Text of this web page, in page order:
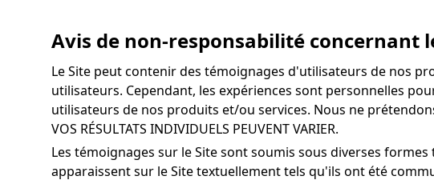
Avis de non-responsabilité concernant
Le Site peut contenir des témoignages d'utilisateurs de nos
utilisateurs. Cependant, les expériences sont personnelles
utilisateurs de nos produits et/ou services. Nous ne
VOS RÉSULTATS INDIVIDUELS PEUVENT VARIER.
Les témoignages sur le Site sont soumis sous diverses
apparaissent sur le Site textuellement tels qu'ils ont été